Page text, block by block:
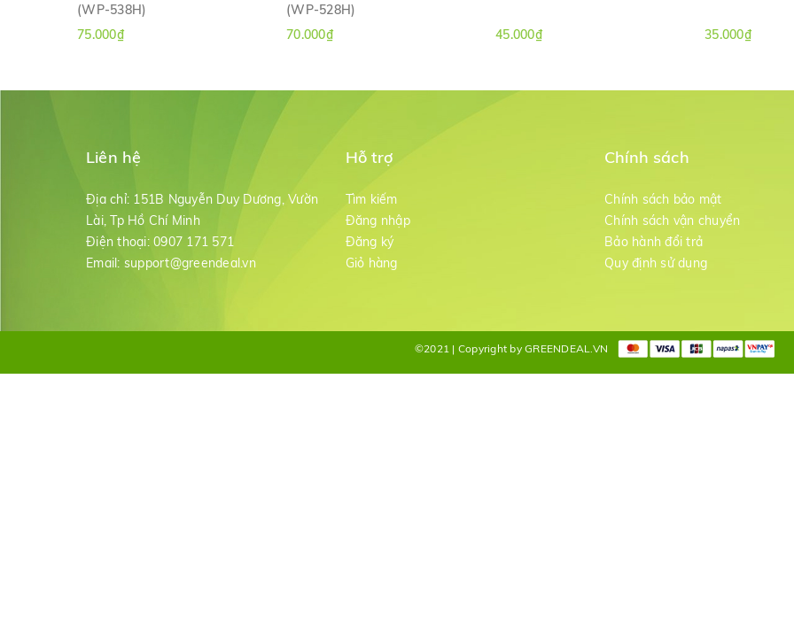
(WP-538H)
75.000₫
(WP-528H)
70.000₫
45.000₫ 35.000₫
Liên hệ
Địa chỉ: 151B Nguyễn Duy Dương, Vườn
Lài, Tp Hồ Chí Minh
Điện thoại: 0907 171 571
Email: support@greendeal.vn
Hỗ trợ
Tìm kiếm
Đăng nhập
Đăng ký
Giỏ hàng
Chính sách
Chính sách bảo mật
Chính sách vận chuyển
Bảo hành đổi trả
Quy định sử dụng
©2021 | Copyright by GREENDEAL.VN